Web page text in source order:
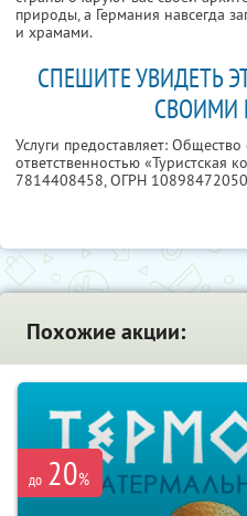
природы, а Германия навсегда
и храмами.
СПЕШИТЕ УВИДЕТЬ
СВОИМИ
Услуги предоставляет:
ответственностью «Туристская
7814408458, ОГРН
Похожие акции:
до 20%